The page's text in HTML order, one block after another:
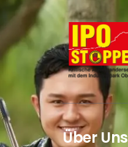
Über Uns